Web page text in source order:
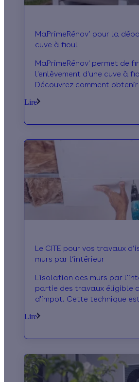
MaPrimeRénov’ pour la
cuve à fioul
MaPrimeRénov' permet de
l'enlèvement d'une cuve à
Découvrez comment obtenir
économiser ? C'est parti !
Lire
Le CITE pour vos travaux
murs par l’intérieur
L'isolation des murs par
partie des travaux éligible
d'impot. Cette technique
travaux d’isolation
avantages et les aides
Lire